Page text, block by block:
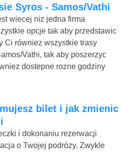
Syros - Samos/Vathi
wiecej niz jedna firma
opcje tak aby przedstawic
Ci równiez wszystkie trasy
Vathi, tak aby poszerzyc
dostepne rozne godziny
i dokonaniu rezerwacji
o Twojej podrózy. Zwykle